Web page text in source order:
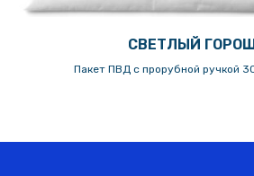
СВЕТЛЫЙ
Пакет ПВД с прорубной ручкой